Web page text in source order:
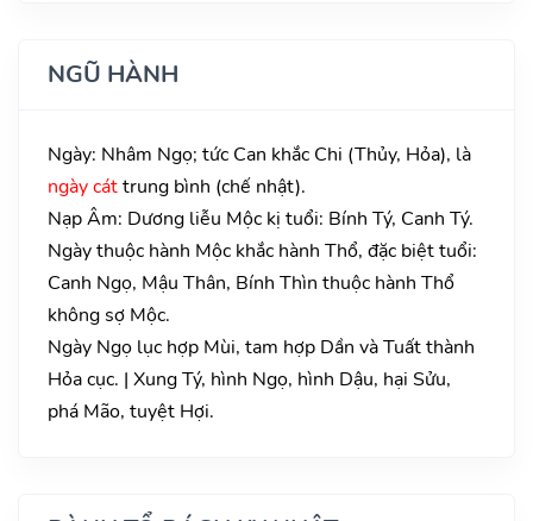
NGŨ HÀNH
Ngày: Nhâm Ngọ; tức Can khắc Chi (Thủy, Hỏa), là
ngày cáttrung bình (chế nhật).
Nạp Âm: Dương liễu Mộc kị tuổi: Bính Tý, Canh Tý.
Ngày thuộc hành Mộc khắc hành Thổ, đặc biệt tuổi:
Canh Ngọ, Mậu Thân, Bính Thìn thuộc hành Thổ
không sợ Mộc.
Ngày Ngọ lục hợp Mùi, tam hợp Dần và Tuất thành
Hỏa cục. | Xung Tý, hình Ngọ, hình Dậu, hại Sửu,
phá Mão, tuyệt Hợi.